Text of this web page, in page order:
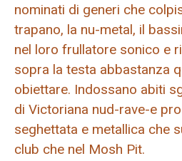
nominati di generi che
trapano, la nu-metal, il
nel loro frullatore sonico e
sopra la testa abbastanza
obiettare. Indossano abiti
di Victoriana nud-rave-e
seghettata e metallica che
club che nel Mosh Pit.